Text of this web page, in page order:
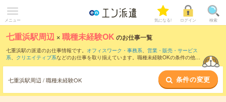
メニュー 気になる! ログイン 検索
七重浜駅周辺 ×職種未経験OK のお仕事一覧
七重浜駅の派遣のお仕事情報です。 オフィスワーク・事務系、 営業・販売・サービス
系、 クリエイティブ系などのお仕事を取り揃えています。職種未経験OKの条件の他
七重浜駅周辺 / 職種未経験OK 条件の変更